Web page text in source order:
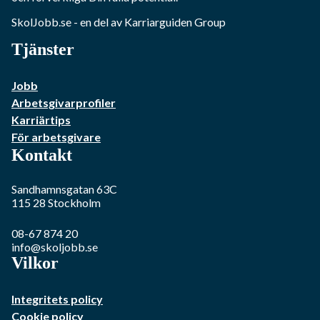
SkolJobb.se - en del av Karriarguiden Group
Tjänster
Jobb
Arbetsgivarprofiler
Karriärtips
För arbetsgivare
Kontakt
Sandhamnsgatan 63C
115 28 Stockholm
08-67 874 20
info@skoljobb.se
Vilkor
Integritets policy
Cookie policy